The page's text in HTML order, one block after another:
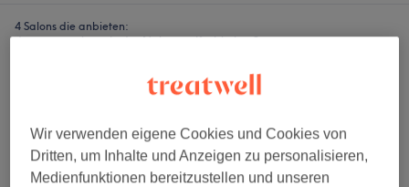
4 Salons die anbieten:
damen - strähnen in der Nähe von Karlshöhe, Stuttgart
Wir verwenden eigene Cookies und Cookies von
Dritten, um Inhalte und Anzeigen zu personalisieren,
Medienfunktionen bereitzustellen und unseren